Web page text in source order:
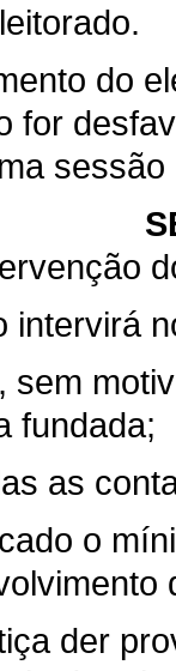
do
for
sessão
intervirá
sem
fundada;
as
o
der